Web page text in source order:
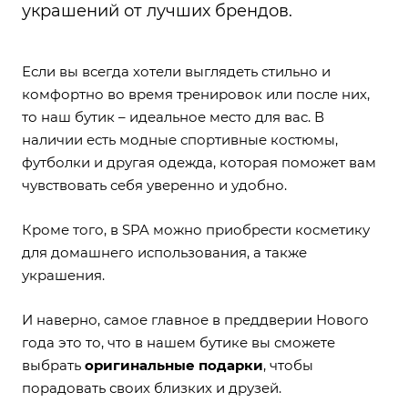
украшений от лучших брендов.
Если вы всегда хотели выглядеть стильно и
комфортно во время тренировок или после них,
то наш бутик – идеальное место для вас. В
наличии есть модные спортивные костюмы,
футболки и другая одежда, которая поможет вам
чувствовать себя уверенно и удобно.
Кроме того, в SPA можно приобрести косметику
для домашнего использования, а также
украшения.
И наверно, самое главное в преддверии Нового
года это то, что в нашем бутике вы сможете
выбрать оригинальные подарки, чтобы
порадовать своих близких и друзей.